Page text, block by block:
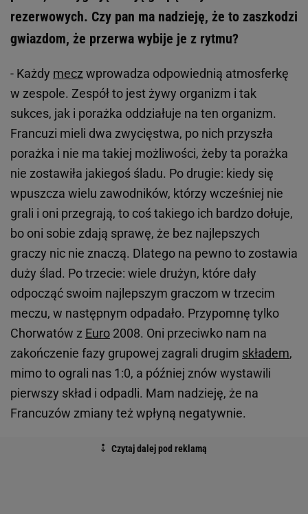
rezerwowych. Czy pan ma nadzieję, że to zaszkodzi
gwiazdom, że przerwa wybije je z rytmu?
- Każdy meczwprowadza odpowiednią atmosferkę
w zespole. Zespół to jest żywy organizm i tak
sukces, jak i porażka oddziałuje na ten organizm.
Francuzi mieli dwa zwycięstwa, po nich przyszła
porażka i nie ma takiej możliwości, żeby ta porażka
nie zostawiła jakiegoś śladu. Po drugie: kiedy się
wpuszcza wielu zawodników, którzy wcześniej nie
grali i oni przegrają, to coś takiego ich bardzo dołuje,
bo oni sobie zdają sprawę, że bez najlepszych
graczy nic nie znaczą. Dlatego na pewno to zostawia
duży ślad. Po trzecie: wiele drużyn, które dały
odpocząć swoim najlepszym graczom w trzecim
meczu, w następnym odpadało. Przypomnę tylko
Chorwatów z Euro 2008. Oni przeciwko nam na
zakończenie fazy grupowej zagrali drugim składem,
mimo to ograli nas 1:0, a później znów wystawili
pierwszy skład i odpadli. Mam nadzieję, że na
Francuzów zmiany też wpłyną negatywnie.